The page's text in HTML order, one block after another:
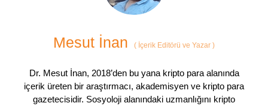
Mesut İnan ( İçerik Editörü ve Yazar )
Dr. Mesut İnan, 2018’den bu yana kripto para alanında
içerik üreten bir araştırmacı, akademisyen ve kripto para
gazetecisidir. Sosyoloji alanındaki uzmanlığını kripto